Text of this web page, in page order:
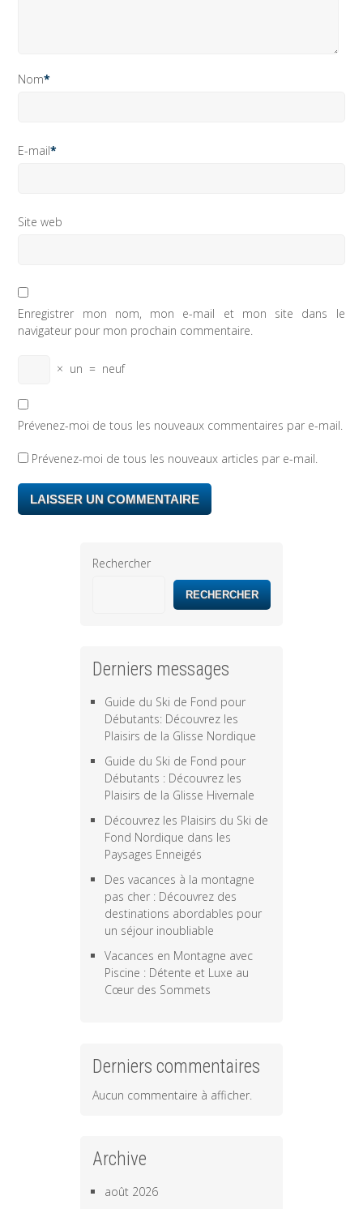
Nom*
E-mail*
Site web
Enregistrer mon nom, mon e-mail et mon site dans le
navigateur pour mon prochain commentaire.
× un = neuf
Prévenez-moi de tous les nouveaux commentaires par e-mail.
Prévenez-moi de tous les nouveaux articles par e-mail.
Rechercher
RECHERCHER
Derniers messages
Guide du Ski de Fond pour
Débutants: Découvrez les
Plaisirs de la Glisse Nordique
Guide du Ski de Fond pour
Débutants : Découvrez les
Plaisirs de la Glisse Hivernale
Découvrez les Plaisirs du Ski de
Fond Nordique dans les
Paysages Enneigés
Des vacances à la montagne
pas cher : Découvrez des
destinations abordables pour
un séjour inoubliable
Vacances en Montagne avec
Piscine : Détente et Luxe au
Cœur des Sommets
Derniers commentaires
Aucun commentaire à afficher.
Archive
août 2026